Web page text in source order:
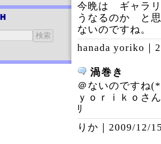
今晩は ギャラリ
うなるのか と思
ないのですね。
hanada yoriko｜
渦巻き
＠ないのですね
ｙｏｒｉｋｏさ
ﾘ
りか｜ 2009/12/